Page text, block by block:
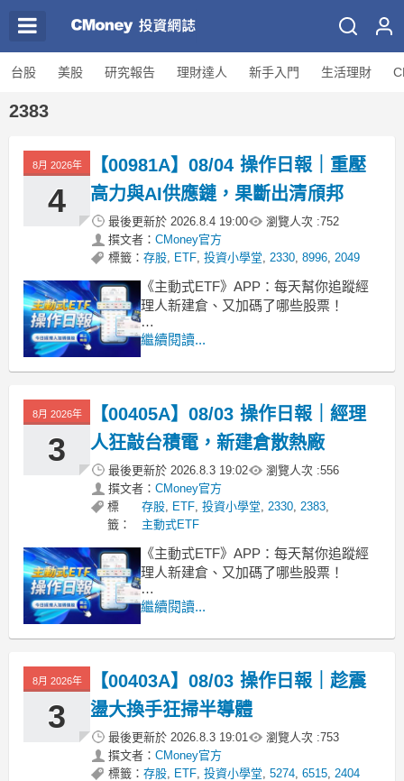
台股 美股 研究報告 理財達人 新手入門 生活理財
2383
8月 2026年
4
【00981A】08/04 操作日報｜重壓
高力與AI供應鏈，果斷出清頎邦
最後更新於 2026.8.4 19:00 瀏覽人次 :752
撰文者： CMoney官方
標籤： 存股, ETF, 投資小學堂, 2330, 8996, 2049
《主動式ETF》APP：每天幫你追蹤經
理人新建倉、又加碼了哪些股票！
■ 規模逼近三千億，成立以來總報酬飆
00981A 今日收在 27.58 元，上漲
一週報酬來到 8.4%，成立以來的總報酬
更是高達 192.3%。目前基金規
繼續閱讀...
8月 2026年
3
【00405A】08/03 操作日報｜經理
人狂敲台積電，新建倉散熱廠
最後更新於 2026.8.3 19:02 瀏覽人次 :556
撰文者： CMoney官方
標
籤：
存股, ETF, 投資小學堂, 2330, 2383,
主動式ETF
《主動式ETF》APP：每天幫你追蹤經
理人新建倉、又加碼了哪些股票！
■ 00405A 單日大漲近 5%
到 7.66 元，單日大漲 4.93%。雖然這檔
幅回落 3.4%，成立以來的總報酬也還在
繼續閱讀...
8月 2026年
3
【00403A】08/03 操作日報｜趁震
盪大換手狂掃半導體
最後更新於 2026.8.3 19:01 瀏覽人次 :753
撰文者： CMoney官方
標籤： 存股, ETF, 投資小學堂, 5274, 6515, 2404